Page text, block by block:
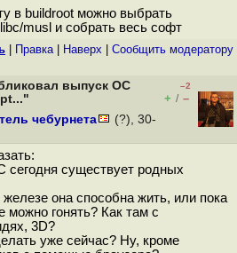
в buildroot можно выбрать
musl и собрать весь софт
Правка| Наверх Cообщить модератору
выпуск ОС
–2
+ / –
чебурнета
(?), 30-
сегодня существует родных
она способна жить, или пока
можно гонять? Как там с
3D?
уже сейчас? Ну, кроме